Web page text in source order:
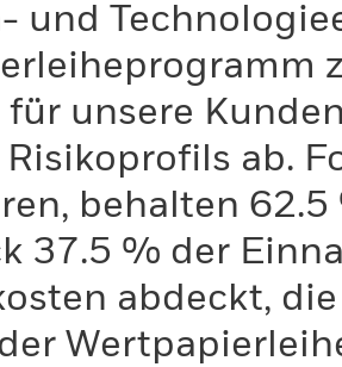
und
für unsere
ab.
behalten
37.5 % der
abdeckt,